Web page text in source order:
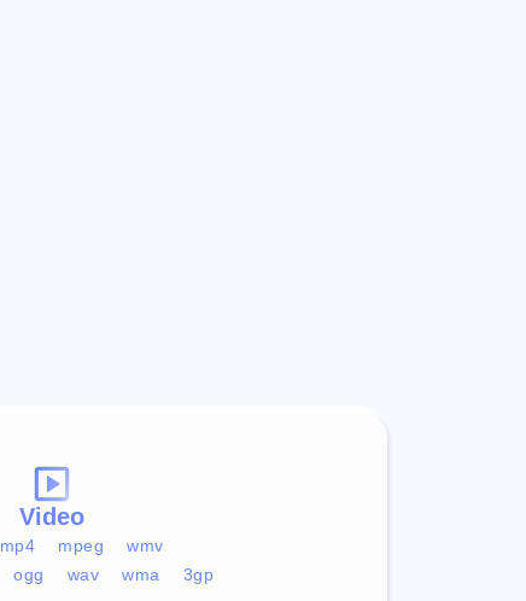
Video
mp4 mpeg
wmv
ogg wav wma 3gp